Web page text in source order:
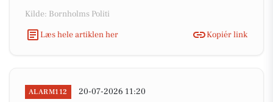
Kilde: Bornholms Politi
Læs hele artiklen her
Kopiér link
ALARM112 20-07-2026 11:20